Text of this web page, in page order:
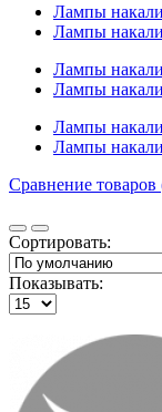
Лампы
Лампы
Лампы
Лампы
Лампы
Лампы
Сравнение товаров
Сортировать:
Показывать: